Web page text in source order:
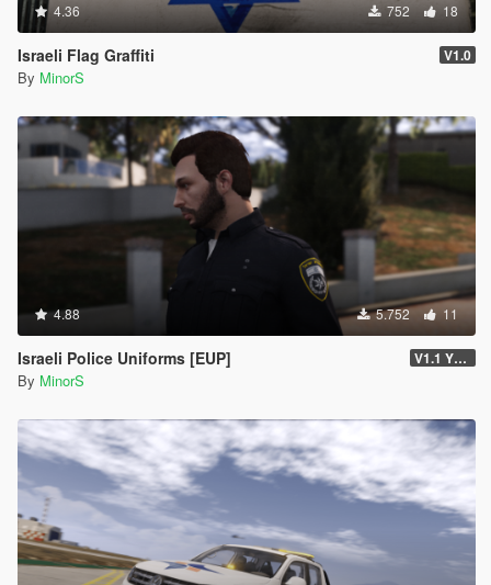
4.36 752 18
Israeli Flag Graffiti V1.0
By MinorS
4.88 5.752 11
Israeli Police Uniforms [EUP] V1.1 YTD VERSION
By MinorS